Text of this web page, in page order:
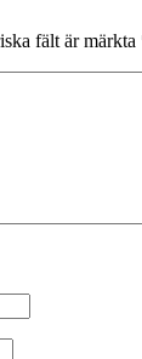
fält är märkta